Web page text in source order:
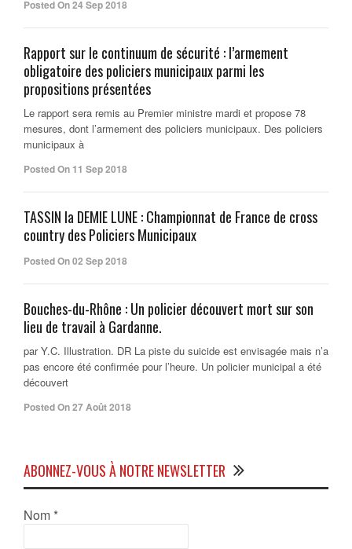
Posted On 24 Sep 2018
Rapport sur le continuum de sécurité : l’armement
obligatoire des policiers municipaux parmi les
propositions présentées
Le rapport sera remis au Premier ministre mardi et propose 78
mesures, dont l’armement des policiers municipaux. Des policiers
municipaux à
Posted On 11 Sep 2018
TASSIN la DEMIE LUNE : Championnat de France de cross
country des Policiers Municipaux
Posted On 02 Sep 2018
Bouches-du-Rhône : Un policier découvert mort sur son
lieu de travail à Gardanne.
par Y.C. Illustration. DR La piste du suicide est envisagée mais n’a
pas encore été confirmée pour l’heure. Un policier municipal a été
découvert
Posted On 27 Août 2018
ABONNEZ-VOUS À NOTRE NEWSLETTER
Nom *